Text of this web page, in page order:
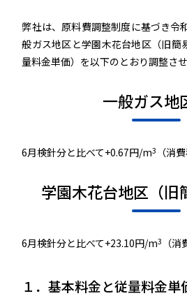
弊社は、原料費調整制度に基づき令
般ガス地区と学園木花台地区（旧簡
量料金単価）を以下のとおり調整さ
一般ガス地
6月検針分と比べて+0.67円/m3 （消
学園木花台地区（旧
6月検針分と比べて+23.10円/m3 （
１．基本料金と従量料金単